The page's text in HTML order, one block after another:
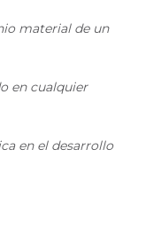
material de un
en cualquier
en el desarrollo